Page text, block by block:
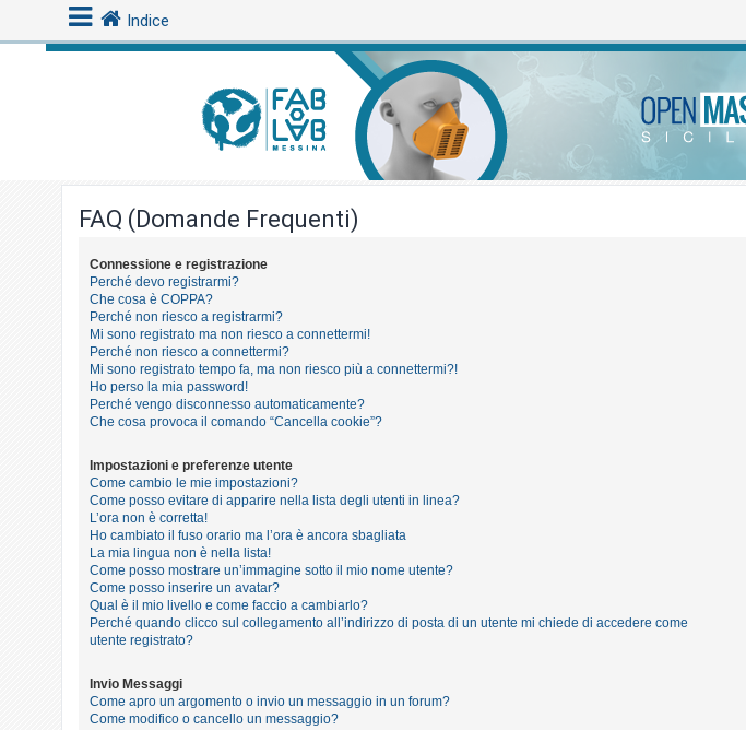
Indice
FAQ (Domande Frequenti)
Connessione e registrazione
Perché devo registrarmi?
Che cosa è COPPA?
Perché non riesco a registrarmi?
Mi sono registrato ma non riesco a connettermi!
Perché non riesco a connettermi?
Mi sono registrato tempo fa, ma non riesco più a connettermi?!
Ho perso la mia password!
Perché vengo disconnesso automaticamente?
Che cosa provoca il comando “Cancella cookie”?
Impostazioni e preferenze utente
Come cambio le mie impostazioni?
Come posso evitare di apparire nella lista degli utenti in linea?
L’ora non è corretta!
Ho cambiato il fuso orario ma l’ora è ancora sbagliata
La mia lingua non è nella lista!
Come posso mostrare un’immagine sotto il mio nome utente?
Come posso inserire un avatar?
Qual è il mio livello e come faccio a cambiarlo?
Perché quando clicco sul collegamento all’indirizzo di posta di un utente mi chiede di accedere come
utente registrato?
Invio Messaggi
Come apro un argomento o invio un messaggio in un forum?
Come modifico o cancello un messaggio?